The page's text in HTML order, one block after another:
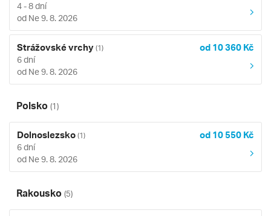
4 - 8 dní
od Ne 9. 8. 2026
Strážovské vrchy (1) od 10 360 Kč
6 dní
od Ne 9. 8. 2026
Polsko (1)
Dolnoslezsko (1) od 10 550 Kč
6 dní
od Ne 9. 8. 2026
Rakousko (5)